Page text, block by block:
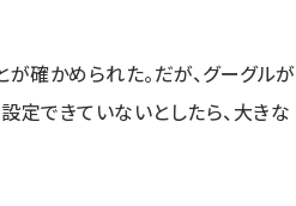
確かめられた。だが、グーグルが
定できていないとしたら、大きな